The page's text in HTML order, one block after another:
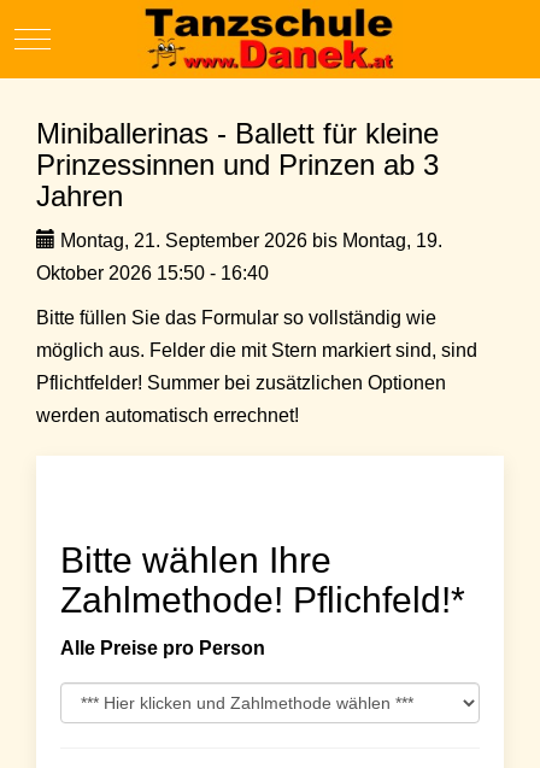
Mobile Menu Toggle
Miniballerinas - Ballett für kleine
Prinzessinnen und Prinzen ab 3
Jahren
Montag, 21. September 2026 bis Montag, 19.
Oktober 2026 15:50 - 16:40
Bitte füllen Sie das Formular so vollständig wie
möglich aus. Felder die mit Stern markiert sind, sind
Pflichtfelder! Summer bei zusätzlichen Optionen
werden automatisch errechnet!
Bitte wählen Ihre
Zahlmethode! Pflichfeld!*
Alle Preise pro Person